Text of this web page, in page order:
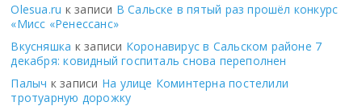
Olesua.ru к записи В Сальске в пятый раз прошёл конкурс
«Мисс «Ренессанс»
Вкусняшка к записи Коронавирус в Сальском районе 7
декабря: ковидный госпиталь снова переполнен
Палыч к записи На улице Коминтерна постелили
тротуарную дорожку